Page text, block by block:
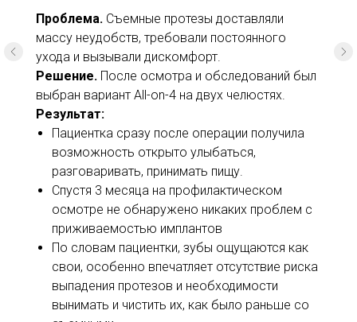
Проблема. Съемные протезы доставляли
массу неудобств, требовали постоянного
ухода и вызывали дискомфорт.
Решение. После осмотра и обследований был
выбран вариант All-on-4 на двух челюстях.
Результат:
Пациентка сразу после операции получила
возможность открыто улыбаться,
разговаривать, принимать пищу.
Спустя 3 месяца на профилактическом
осмотре не обнаружено никаких проблем с
приживаемостью имплантов
По словам пациентки, зубы ощущаются как
свои, особенно впечатляет отсутствие риска
выпадения протезов и необходимости
вынимать и чистить их, как было раньше со
Стоимость услуг